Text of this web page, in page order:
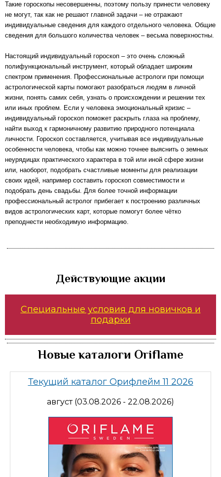
Такие гороскопы несовершенны, поэтому пользу принести человеку
не могут, так как не решают главной задачи – не отражают
индивидуальные сведения для каждого отдельного человека. Общие
сведения для большого количества человек – весьма поверхностны.
Настоящий индивидуальный гороскоп – это очень сложный
полифункциональный инструмент, который обладает широким
спектром применения. Профессиональные астрологи при помощи
астрологической карты помогают разобраться людям в личной
жизни, понять самих себя, узнать о происхождении и решении тех
или иных проблем. Если у человека эмоциональный кризис –
индивидуальный гороскоп поможет раскрыть глаза на проблему,
найти выход к гармоничному развитию природного потенциала
личности. Гороскоп составляется, учитывая все индивидуальные
особенности человека, чтобы как можно точнее выяснить о земных
неурядицах практического характера в той или иной сфере жизни
или, наоборот, подобрать счастливые моменты для реализации
своих идей, например составить гороскоп совместимости и
подобрать день свадьбы. Для более точной информации
профессиональный астролог прибегает к построению различных
видов астрологических карт, которые помогут более чётко
преподнести необходимую информацию.
Действующие акции
Специальные условия для новичков и
подарки
Новые каталоги Oriflame
Текущий каталог Орифлейм 11 2026
август (03.08.2026 - 22.08.2026)